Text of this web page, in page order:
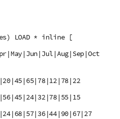
LOAD * inline [